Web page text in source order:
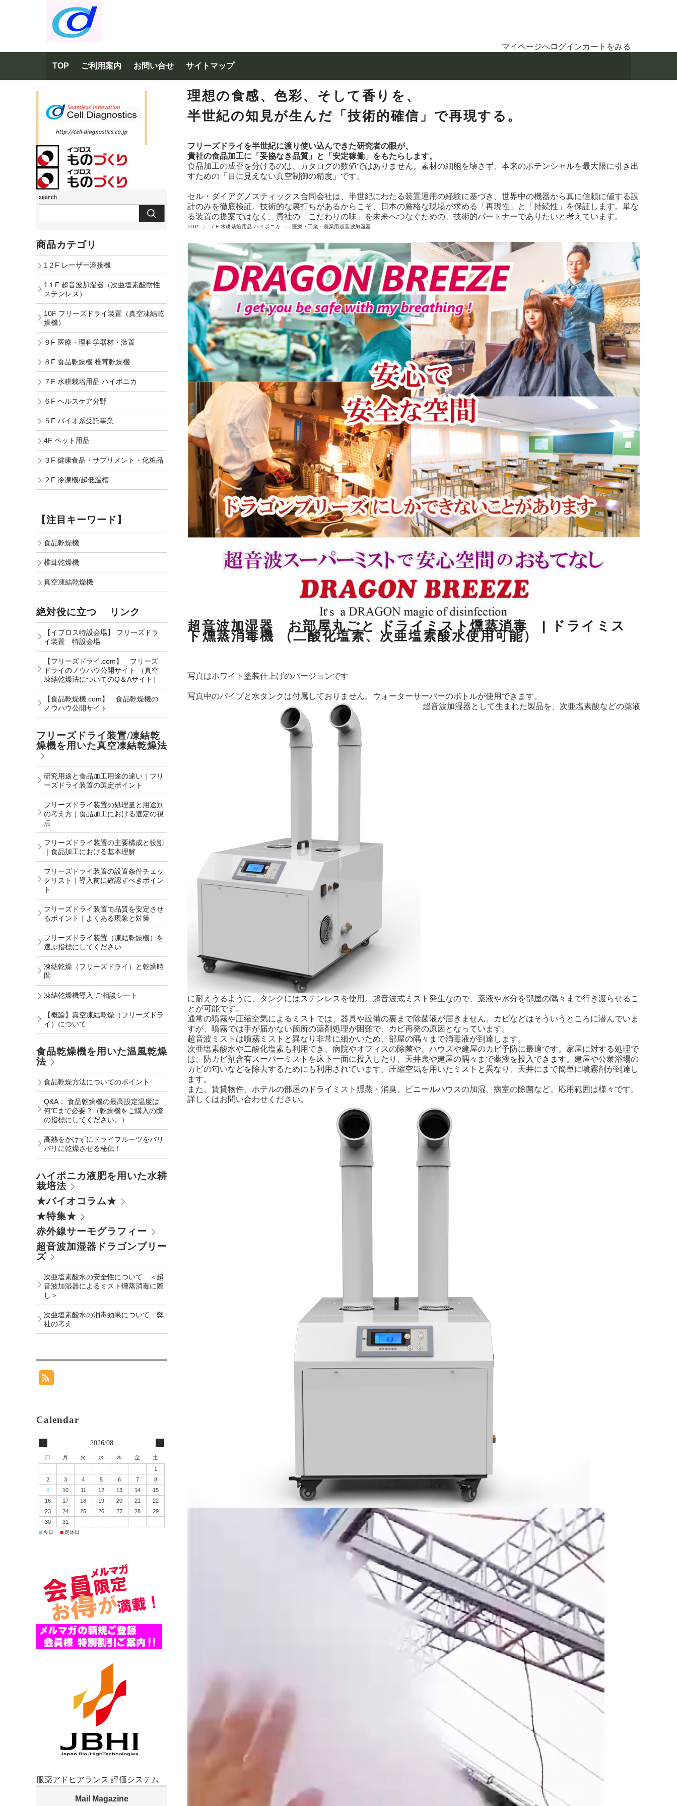
マイページへログインカートをみる
TOP ご利用案内 お問い合せ サイトマップ
理想の食感、色彩、そして香りを、
半世紀の知見が生んだ「技術的確信」で再現する。
フリーズドライを半世紀に渡り使い込んできた研究者の眼が、
貴社の食品加工に「妥協なき品質」と「安定稼働」をもたらします。
食品加工の成否を分けるのは、カタログの数値ではありません。素材の細胞を壊さず、本来のポテンシャルを最大限に引き出
すための「目に見えない真空制御の精度」です。
セル・ダイアグノスティックス合同会社は、半世紀にわたる装置運用の経験に基づき、世界中の機器から真に信頼に値する設
計のみを徹底検証。技術的な裏打ちがあるからこそ、日本の厳格な現場が求める「再現性」と「持続性」を保証します。単な
る装置の提案ではなく、貴社の「こだわりの味」を未来へつなぐための、技術的パートナーでありたいと考えています。
TOP ７F 水耕栽培用品 ハイポニカ 医療・工業・農業用超音波加湿器
超音波加湿器 お部屋丸ごと ドライミスト燻蒸消毒 | ドライミス
ト燻蒸消毒機 （二酸化塩素、次亜塩素酸水使用可能）
写真はホワイト塗装仕上げのバージョンです
写真中のパイプと水タンクは付属しておりません。ウォーターサーバーのボトルが使用できます。
超音波加湿器として生まれた製品を、次亜塩素酸などの薬液
に耐えうるように、タンクにはステンレスを使用。超音波式ミスト発生なので、薬液や水分を部屋の隅々まで行き渡らせるこ
とが可能です。
通常の噴霧や圧縮空気によるミストでは、器具や設備の裏まで除菌液が届きません。カビなどはそういうところに潜んでいま
すが、噴霧では手が届かない箇所の薬剤処理が困難で、カビ再発の原因となっています。
超音波ミストは噴霧ミストと異なり非常に細かいため、部屋の隅々まで消毒液が到達します。
次亜塩素酸水や二酸化塩素も利用でき、病院やオフィスの除菌や、ハウスや建屋のカビ予防に最適です。家屋に対する処理で
は、防カビ剤含有スーパーミストを床下一面に投入したり、天井裏や建屋の隅々まで薬液を投入できます。建屋や公衆浴場の
カビの匂いなどを除去するためにも利用されています。圧縮空気を用いたミストと異なり、天井にまで簡単に噴霧剤が到達し
ます。
また、賃貸物件、ホテルの部屋のドライミスト燻蒸・消臭。ビニールハウスの加湿、病室の除菌など、応用範囲は様々です。
詳しくはお問い合わせください。
商品カテゴリ
1２F レーザー溶接機
1１F 超音波加湿器（次亜塩素酸耐性
ステンレス）
10F フリーズドライ装置（真空凍結乾
燥機）
９F 医療・理科学器材・装置
８F 食品乾燥機 椎茸乾燥機
７F 水耕栽培用品 ハイポニカ
６F ヘルスケア分野
５F バイオ系受託事業
4F ペット用品
３F 健康食品・サプリメント・化粧品
２F 冷凍機/超低温槽
【注目キーワード】
食品乾燥機
椎茸乾燥機
真空凍結乾燥機
絶対役に立つ リンク
【イプロス特設会場】 フリーズドラ
イ装置 特設会場
【フリーズドライ.com】 フリーズ
ドライのノウハウ公開サイト （真空
凍結乾燥法についてのQ＆Aサイト）
【食品乾燥機.com】 食品乾燥機の
ノウハウ公開サイト
フリーズドライ装置/凍結乾
燥機を用いた真空凍結乾燥法
研究用途と食品加工用途の違い｜フリ
ーズドライ装置の選定ポイント
フリーズドライ装置の処理量と用途別
の考え方｜食品加工における選定の視
点
フリーズドライ装置の主要構成と役割
｜食品加工における基本理解
フリーズドライ装置の設置条件チェッ
クリスト｜導入前に確認すべきポイン
ト
フリーズドライ装置で品質を安定させ
るポイント｜よくある現象と対策
フリーズドライ装置（凍結乾燥機）を
選ぶ指標にしてください
凍結乾燥（フリーズドライ）と乾燥時
間
凍結乾燥機導入 ご相談シート
【概論】真空凍結乾燥（フリーズドラ
イ）について
食品乾燥機を用いた温風乾燥
法
食品乾燥方法についてのポイント
Q&A： 食品乾燥機の最高設定温度は
何℃まで必要？（乾燥機をご購入の際
の指標にしてください。）
高熱をかけずにドライフルーツをパリ
パリに乾燥させる秘伝！
ハイポニカ液肥を用いた水耕
栽培法
★バイオコラム★
★特集★
赤外線サーモグラフィー
超音波加湿器ドラゴンブリー
ズ
次亜塩素酸水の安全性について ＜超
音波加湿器によるミスト燻蒸消毒に際
し＞
次亜塩素酸水の消毒効果について 弊
社の考え
2026/08
日 月 火 水 木 金
土
1
2
3 4 5 6 7
8
9
10 11 12 13 14
15
16
17 18 19 20 21
22
23
24 25 26 27 28
29
30
31
■今日 ■定休日
服薬アドヒアランス 評価システム